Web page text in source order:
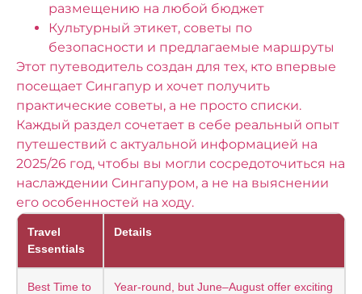
размещению на любой бюджет
Культурный этикет, советы по
безопасности и предлагаемые маршруты
Этот путеводитель создан для тех, кто впервые
посещает Сингапур и хочет получить
практические советы, а не просто списки.
Каждый раздел сочетает в себе реальный опыт
путешествий с актуальной информацией на
2025/26 год, чтобы вы могли сосредоточиться на
наслаждении Сингапуром, а не на выяснении
его особенностей на ходу.
Travel
Essentials
Details
Best Time to
Year-round, but June–August offer exciting